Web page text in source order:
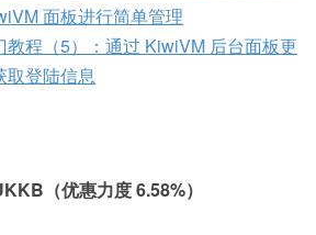
reshaped us entirely, and we
away from OpenVZ (which used
for much higher VM density per
server)
deploying cheap second hand
面板进行简单管理
教程（5）：通过 KiwiVM 后台面板更
取登陆信息
（优惠力度 6.58%）